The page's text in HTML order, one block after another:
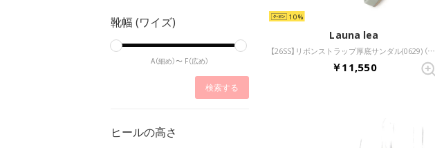
靴幅 (ワイズ)
A（細め）〜 F（広め）
ヒールの高さ
10
Launa lea
【26SS】リボンストラップ厚底サンダル(0629) （ミント）
￥11,550